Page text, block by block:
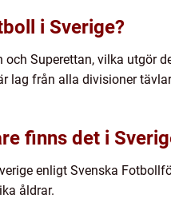
i Sverige?
Superettan, vilka utgör
lag från alla divisioner
finns det i
enligt Svenska
åldrar.